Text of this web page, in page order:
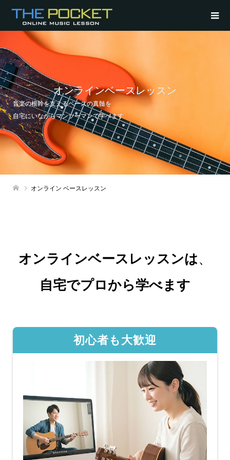
オンラインベースレッスン
音楽の根幹を支えるベースの真髄を
自宅にいながらマンツーマンで学べます
オンライン ベースレッスン
オンラインベースレッスンは
自宅でプロから学べます
初心者も大歓迎